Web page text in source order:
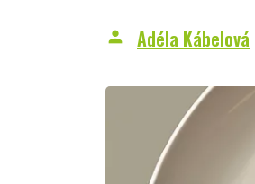
person Adéla Kábelová